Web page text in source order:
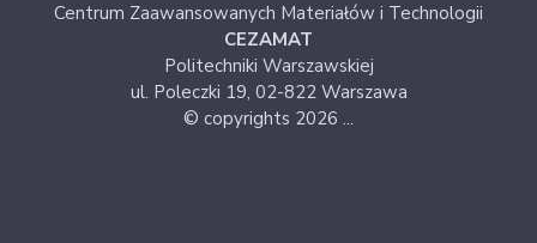
Centrum Zaawansowanych Materiałów i Technologii
CEZAMAT
Politechniki Warszawskiej
ul. Poleczki 19, 02-822 Warszawa
© copyrights 2026 ...